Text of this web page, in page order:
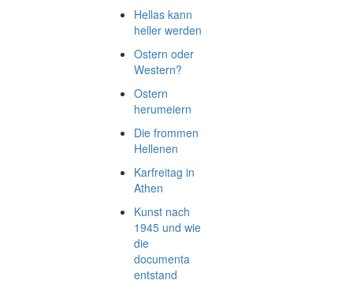
Hellas kann
heller werden
Ostern oder
Western?
Ostern
herumeiern
Die frommen
Hellenen
Karfreitag in
Athen
Kunst nach
1945 und wie
die
documenta
entstand